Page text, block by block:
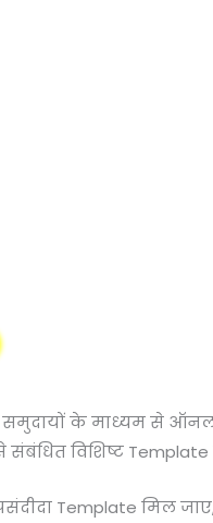
समुदायों के माध्यम से
संबंधित विशिष्ट
Template मिल